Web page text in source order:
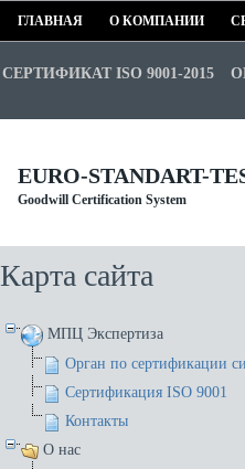
ГЛАВНАЯ О КОМПАНИИ
СЕРТИФИКАТ ISO 9001-2015
EURO-STANDART-
Goodwill Certification System
Карта сайта
МПЦ Экспертиза
Орган по сертификации
Сертификация ISO 9001
Контакты
О нас